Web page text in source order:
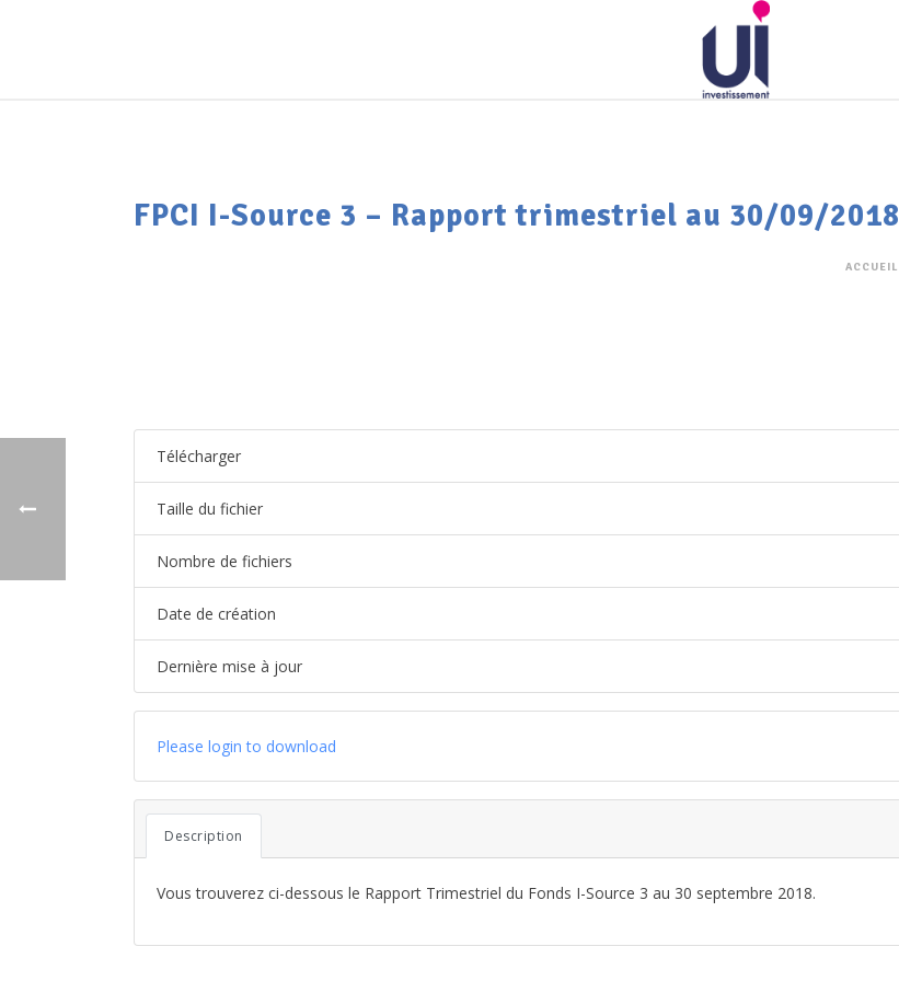
FPCI I-Source 3 – Rapport trimestriel au 30/09/2018
ACCUEIL
Télécharger
Taille du fichier
Nombre de fichiers
Date de création
Dernière mise à jour
Please login to download
Description
Vous trouverez ci-dessous le Rapport Trimestriel du Fonds I-Source 3 au 30 septembre 2018.